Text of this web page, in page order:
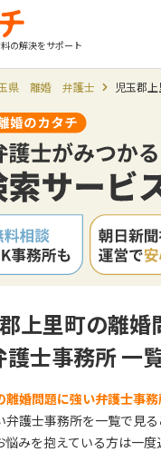
の解決をサポート
県 離婚 弁護士 児玉郡
上里町の離婚
護士事務所 一
婚問題に強い弁護士事務
護士事務所を一覧で見
みを抱えている方は一